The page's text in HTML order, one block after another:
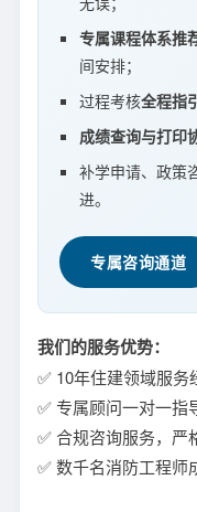
专属课程体系推
间安排；
过程考核全程指
成绩查询与打印
补学申请、政策
进。
专属咨询通道
我们的服务优势：
✅ 10年住建领域服务
✅ 专属顾问一对一指
✅ 合规咨询服务，严
✅ 数千名消防工程师